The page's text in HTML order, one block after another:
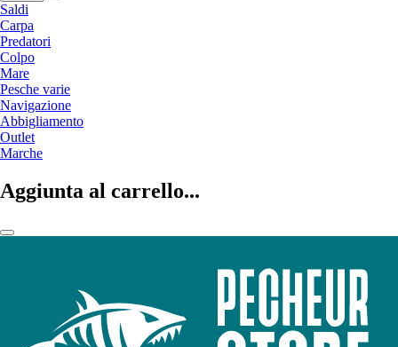
Saldi
Carpa
Predatori
Colpo
Mare
Pesche varie
Navigazione
Abbigliamento
Outlet
Marche
Aggiunta al carrello...